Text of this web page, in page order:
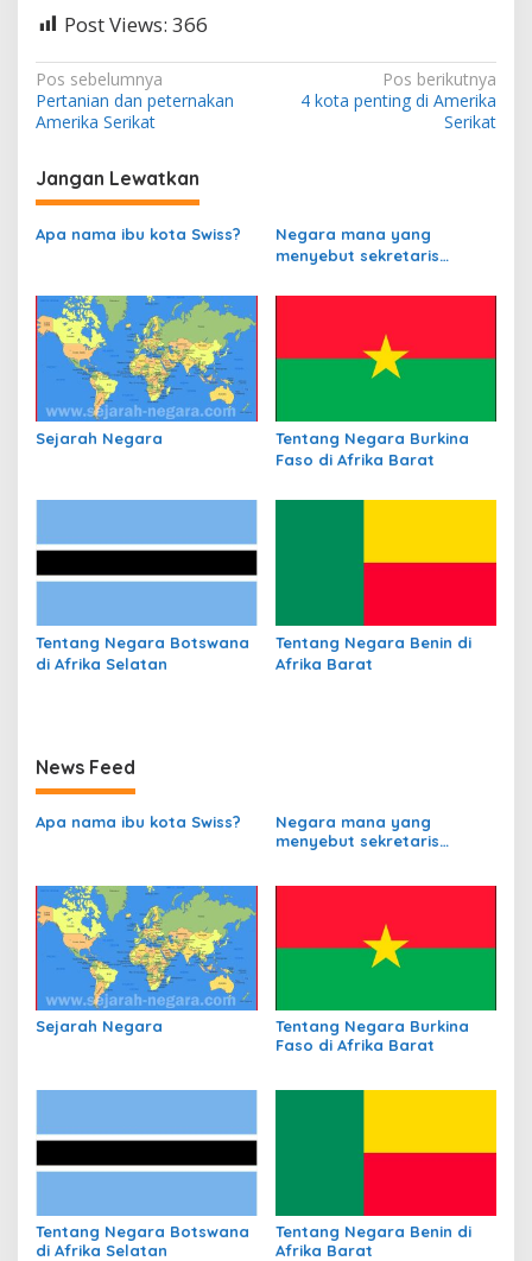
Post Views: 366
N
a
i
g
a
i
p
s
Pos sebelumnya
Pertanian dan peternakan
Amerika Serikat
Pos berikutnya
4 kota penting di Amerika
Serikat
Jangan Lewatkan
Apa nama ibu kota Swiss?
Negara mana yang
menyebut sekretaris
perbendaharaannya
Sejarah Negara
Tentang Negara Burkina
Faso di Afrika Barat
Tentang Negara Botswana
di Afrika Selatan
Tentang Negara Benin di
Afrika Barat
News Feed
Apa nama ibu kota Swiss?
Negara mana yang
menyebut sekretaris
Sejarah Negara
Tentang Negara Burkina
Faso di Afrika Barat
Tentang Negara Botswana
di Afrika Selatan
Tentang Negara Benin di
Afrika Barat